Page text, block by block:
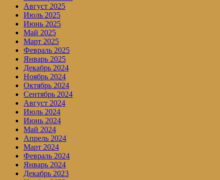
Август 2025
Июль 2025
Июнь 2025
Май 2025
Март 2025
Февраль 2025
Январь 2025
Декабрь 2024
Ноябрь 2024
Октябрь 2024
Сентябрь 2024
Август 2024
Июль 2024
Июнь 2024
Май 2024
Апрель 2024
Март 2024
Февраль 2024
Январь 2024
Декабрь 2023